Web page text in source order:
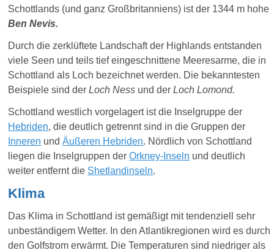
Schottlands (und ganz Großbritanniens) ist der 1344 m hohe
Ben Nevis.
Durch die zerklüftete Landschaft der Highlands entstanden
viele Seen und teils tief eingeschnittene Meeresarme, die in
Schottland als Loch bezeichnet werden. Die bekanntesten
Beispiele sind derLoch Ness und derLoch Lomond.
Schottland westlich vorgelagert ist die Inselgruppe der
Hebriden, die deutlich getrennt sind in die Gruppen der
Inneren undÄußeren Hebriden. Nördlich von Schottland
liegen die Inselgruppen derOrkney-Inseln und deutlich
weiter entfernt die Shetlandinseln.
Klima
Das Klima in Schottland ist gemäßigt mit tendenziell sehr
unbeständigem Wetter. In den Atlantikregionen wird es durch
den Golfstrom erwärmt. Die Temperaturen sind niedriger als